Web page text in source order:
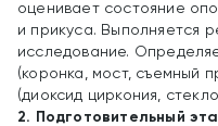
оценивает состояние
и прикуса. Выполняется
исследование.
(коронка, мост, съемный
(диоксид циркония,
2. Подготовительный